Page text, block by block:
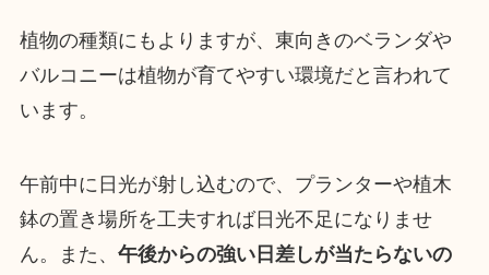
植物の種類にもよりますが、東向きのベランダや
バルコニーは植物が育てやすい環境だと言われて
います。
午前中に日光が射し込むので、プランターや植木
鉢の置き場所を工夫すれば日光不足になりませ
ん。また、 午後からの強い日差しが当たらないの